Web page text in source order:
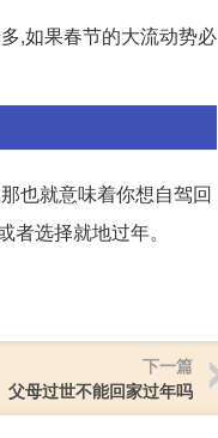
,如果春节的大流动势必
也就意味着你想自驾回
选择就地过年。
下一篇
父母过世不能回家过年吗